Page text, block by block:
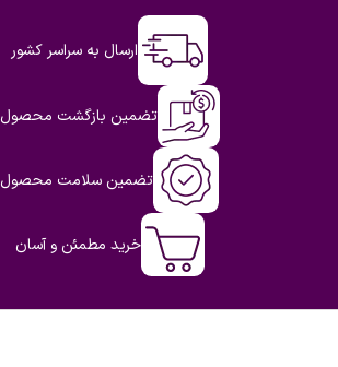
ارسال به سراسر کشور
تضمین بازگشت محصول
تضمین سلامت محصول
خرید مطمئن و آسان